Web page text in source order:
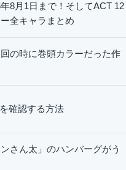
8月1日まで！そしてACT 12
全キャラまとめ
の時に巻頭カラーだった作
確認する方法
さん太」のハンバーグがう